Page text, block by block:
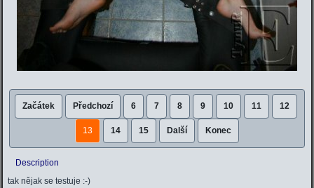
Začátek Předchozí 6 7 8 9 10 11 12
13 14 15 Další Konec
Description
tak nějak se testuje :-)